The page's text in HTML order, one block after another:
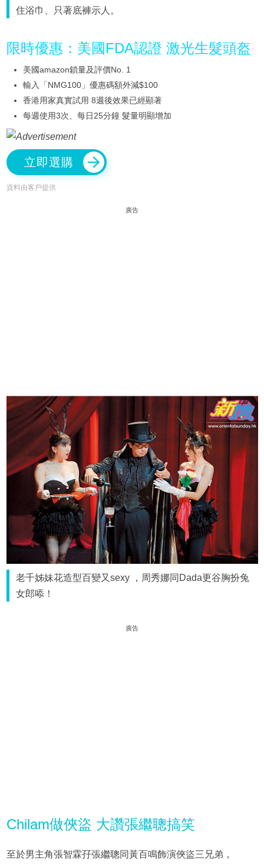
住浴巾、只著底褲示人。
限時優惠：美國FDA認證 激光生髮頭盔
美國amazon鎖量及評價No. 1
輸入「NMG100」優惠碼額外減$100
香港用家真實試用 8週後效果已經顯著
每週使用3次、每日25分鐘 髮量明顯增加
立即選購
資料由客戶提供
廣告
老千姊妹花造型百變又sexy ，周秀娜同Dada更谷胸扮兔
女郎㖭！
廣告
Chilam做俠盜 大讚張繼聰搞笑
至於男主角張智霖孖張繼聰同黃百鳴飾演俠盜三兄弟，